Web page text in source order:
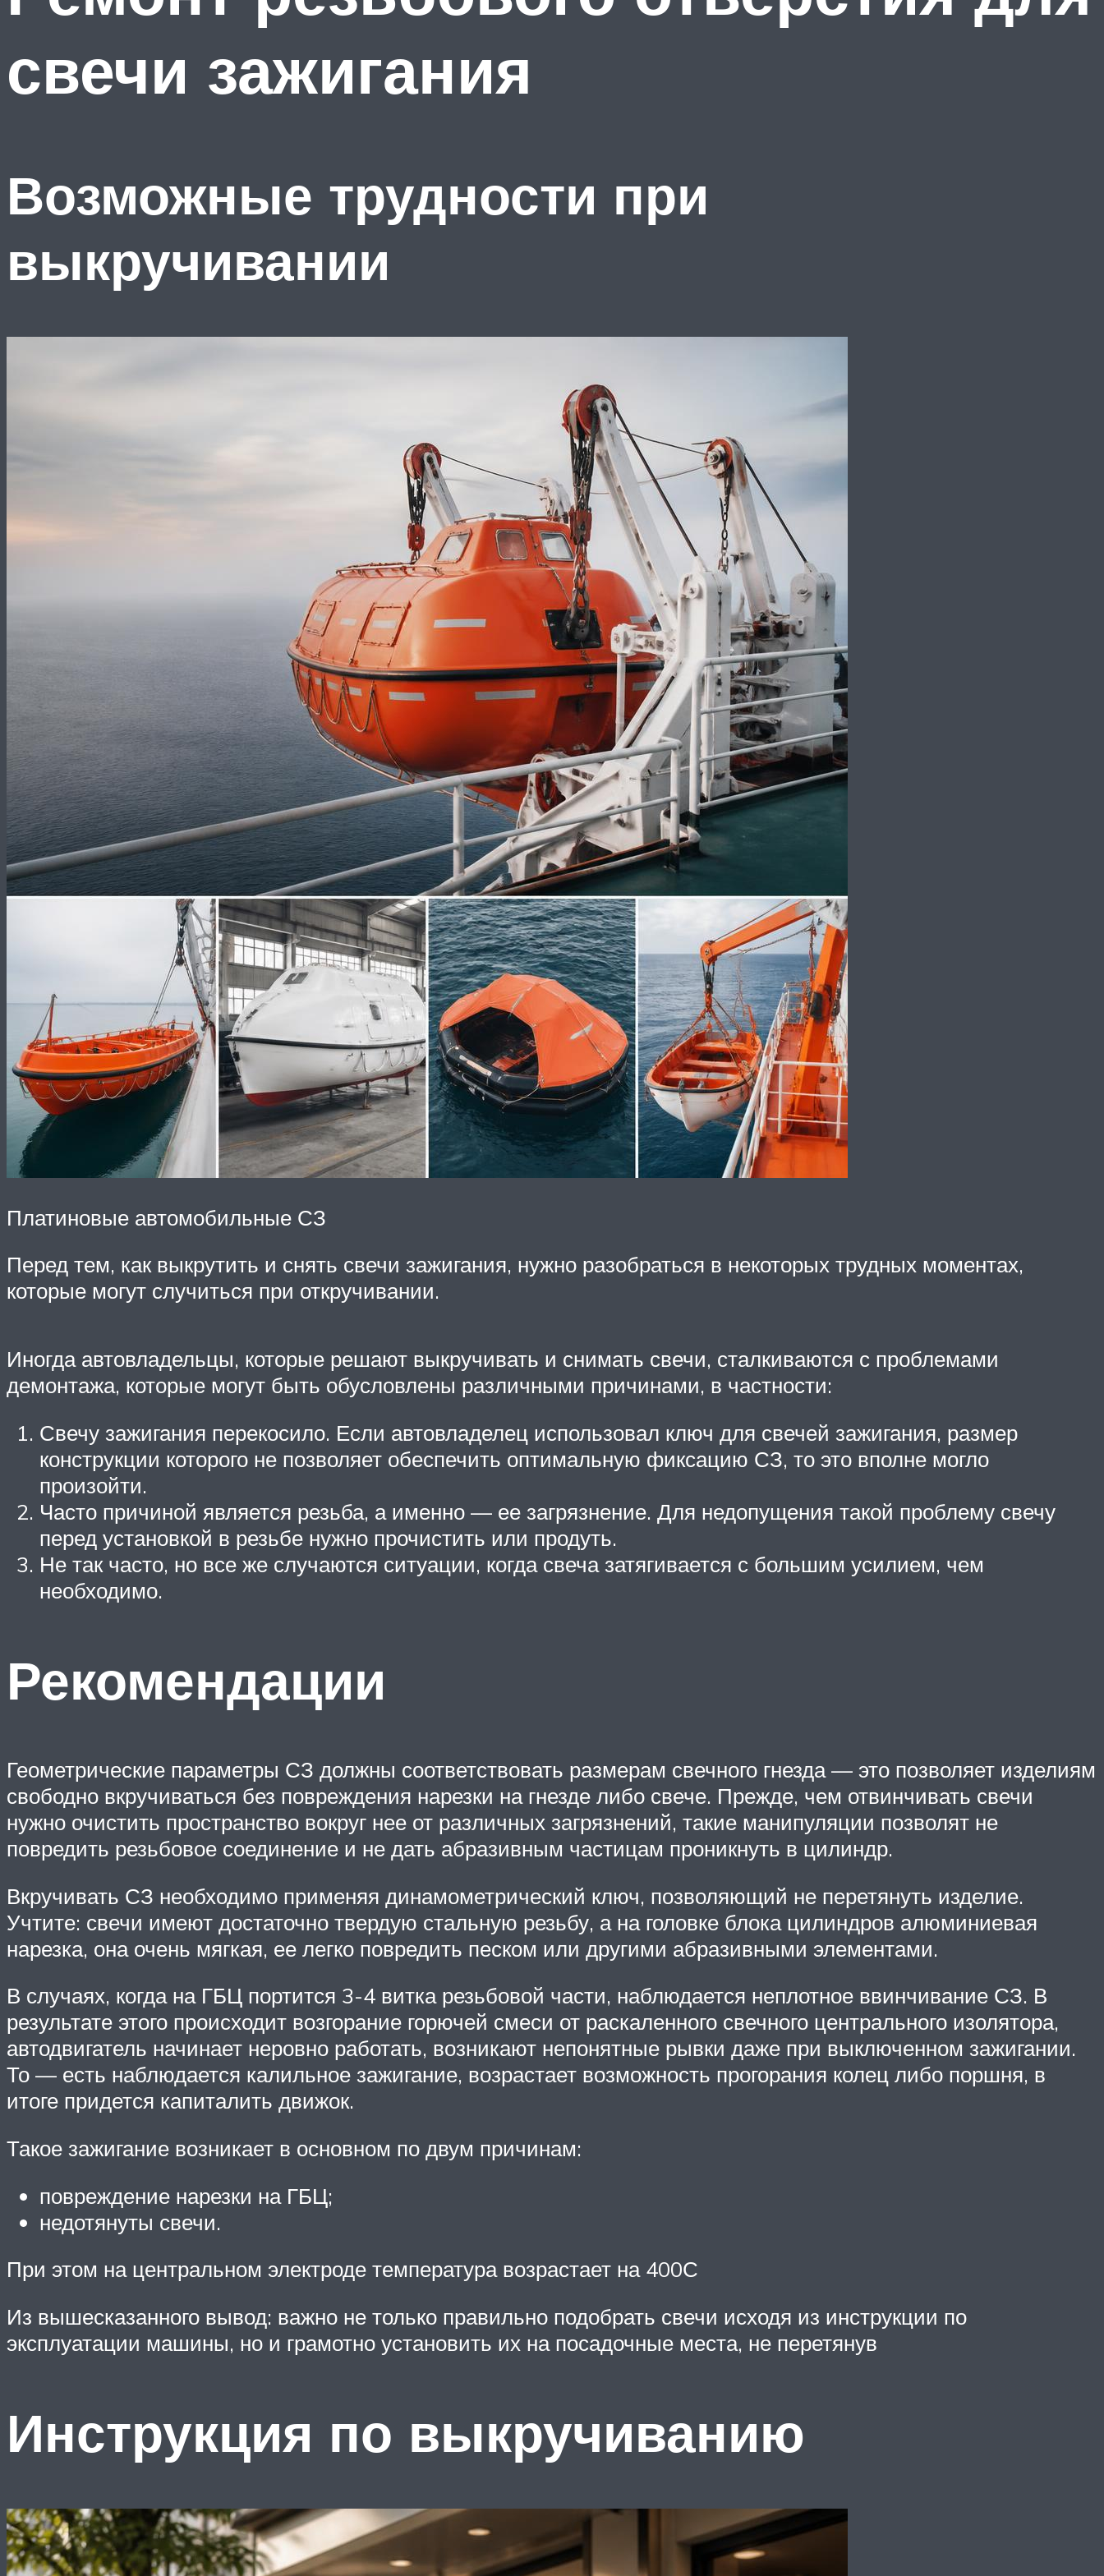
свечи зажигания
Возможные трудности при
выкручивании
Платиновые автомобильные СЗ
Перед тем, как выкрутить и снять свечи зажигания, нужно разобраться в некоторых трудных моментах,
которые могут случиться при откручивании.
Иногда автовладельцы, которые решают выкручивать и снимать свечи, сталкиваются с проблемами
демонтажа, которые могут быть обусловлены различными причинами, в частности:
Свечу зажигания перекосило. Если автовладелец использовал ключ для свечей зажигания, размер
конструкции которого не позволяет обеспечить оптимальную фиксацию СЗ, то это вполне могло
произойти.
Часто причиной является резьба, а именно — ее загрязнение. Для недопущения такой проблему свечу
перед установкой в резьбе нужно прочистить или продуть.
Не так часто, но все же случаются ситуации, когда свеча затягивается с большим усилием, чем
необходимо.
Рекомендации
Геометрические параметры СЗ должны соответствовать размерам свечного гнезда — это позволяет изделиям
свободно вкручиваться без повреждения нарезки на гнезде либо свече. Прежде, чем отвинчивать свечи
нужно очистить пространство вокруг нее от различных загрязнений, такие манипуляции позволят не
повредить резьбовое соединение и не дать абразивным частицам проникнуть в цилиндр.
Вкручивать СЗ необходимо применяя динамометрический ключ, позволяющий не перетянуть изделие.
Учтите: свечи имеют достаточно твердую стальную резьбу, а на головке блока цилиндров алюминиевая
нарезка, она очень мягкая, ее легко повредить песком или другими абразивными элементами.
В случаях, когда на ГБЦ портится 3-4 витка резьбовой части, наблюдается неплотное ввинчивание СЗ. В
результате этого происходит возгорание горючей смеси от раскаленного свечного центрального изолятора,
автодвигатель начинает неровно работать, возникают непонятные рывки даже при выключенном зажигании.
То — есть наблюдается калильное зажигание, возрастает возможность прогорания колец либо поршня, в
итоге придется капиталить движок.
Такое зажигание возникает в основном по двум причинам:
повреждение нарезки на ГБЦ;
недотянуты свечи.
При этом на центральном электроде температура возрастает на 400С
Из вышесказанного вывод: важно не только правильно подобрать свечи исходя из инструкции по
эксплуатации машины, но и грамотно установить их на посадочные места, не перетянув
Инструкция по выкручиванию